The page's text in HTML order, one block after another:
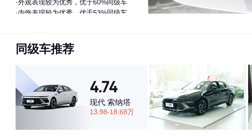
·外观表现较为优秀，优于60%同级车
·内饰表现较为优秀，优于53%同级车
同级车推荐
4.74
现代 索纳塔
13.98-18.68万